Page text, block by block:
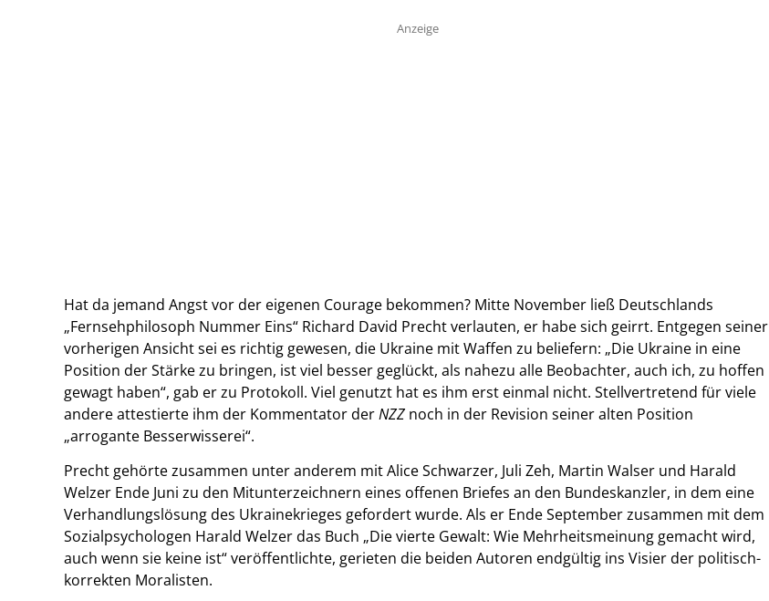
Anzeige
Hat da jemand Angst vor der eigenen Courage bekommen? Mitte November ließ Deutschlands
„Fernsehphilosoph Nummer Eins“ Richard David Precht verlauten, er habe sich geirrt. Entgegen seiner
vorherigen Ansicht sei es richtig gewesen, die Ukraine mit Waffen zu beliefern: „Die Ukraine in eine
Position der Stärke zu bringen, ist viel besser geglückt, als nahezu alle Beobachter, auch ich, zu hoffen
gewagt haben“, gab er zu Protokoll. Viel genutzt hat es ihm erst einmal nicht. Stellvertretend für viele
andere attestierte ihm der Kommentator derNZZ noch in der Revision seiner alten Position
„arrogante Besserwisserei“.
Precht gehörte zusammen unter anderem mit Alice Schwarzer, Juli Zeh, Martin Walser und Harald
Welzer Ende Juni zu den Mitunterzeichnern eines offenen Briefes an den Bundeskanzler, in dem eine
Verhandlungslösung des Ukrainekrieges gefordert wurde. Als er Ende September zusammen mit dem
Sozialpsychologen Harald Welzer das Buch „Die vierte Gewalt: Wie Mehrheitsmeinung gemacht wird,
auch wenn sie keine ist“ veröffentlichte, gerieten die beiden Autoren endgültig ins Visier der politisch-
korrekten Moralisten.